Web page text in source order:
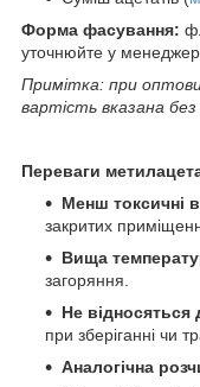
Форма фасування:
уточнюйте у
Примітка: при
вартість вказана
Переваги
Менш токсичні
закритих
Вища
загоряння.
Не відносяться
при зберіганні чи
Аналогічна